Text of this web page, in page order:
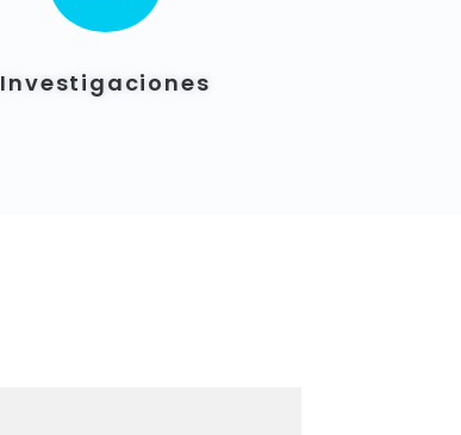
Investigaciones